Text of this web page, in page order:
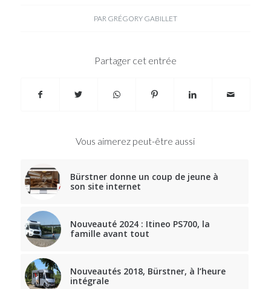
PAR GRÉGORY GABILLET
Partager cet entrée
Vous aimerez peut-être aussi
Bürstner donne un coup de jeune à
son site internet
Nouveauté 2024 : Itineo PS700, la
famille avant tout
Nouveautés 2018, Bürstner, à l’heure
intégrale